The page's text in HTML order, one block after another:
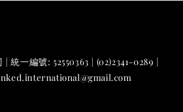
| 統一編號: 52550363 | (02)2341-0289 |